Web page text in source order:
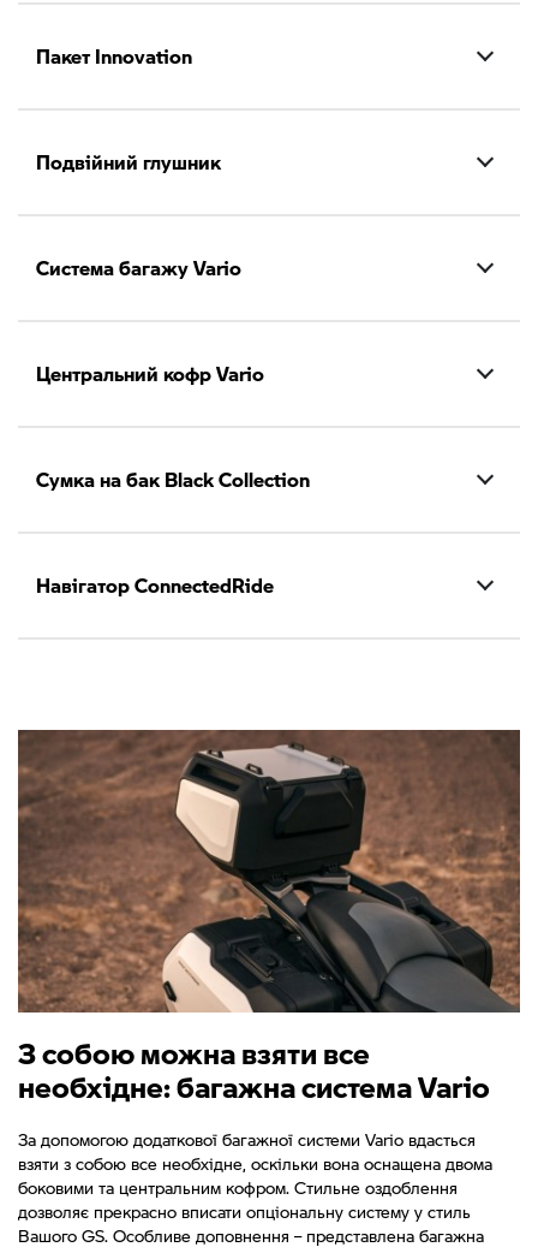
Пакет Innovation
Подвійний глушник
Система багажу Vario
Центральний кофр Vario
Сумка на бак Black Collection
Навігатор ConnectedRide
З собою можна взяти все
необхідне: багажна система Vario
За допомогою додаткової багажної системи Vario вдасться
взяти з собою все необхідне, оскільки вона оснащена двома
боковими та центральним кофром. Стильне оздоблення
дозволяє прекрасно вписати опціональну систему у стиль
Вашого GS. Особливе доповнення – представлена багажна